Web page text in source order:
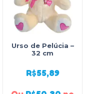
Urso de Pelúcia –
32 cm
R$55,89